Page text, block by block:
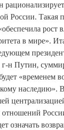
России. Такая
рост
в мире».
г-н Путин,
«временем
наследию».
отношений
означать